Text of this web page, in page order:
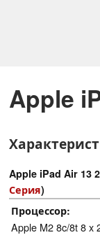
Apple
Apple iPad Air 13
Серия)
Процессор
Apple M2 8c/8t 8 x